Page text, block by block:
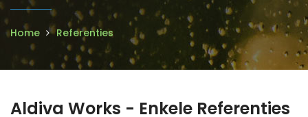
Home Referenties
Aldiva Works - Enkele Referenties